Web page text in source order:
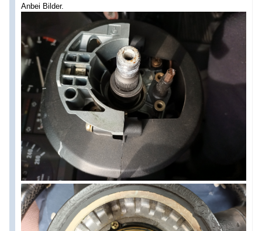
Anbei Bilder.